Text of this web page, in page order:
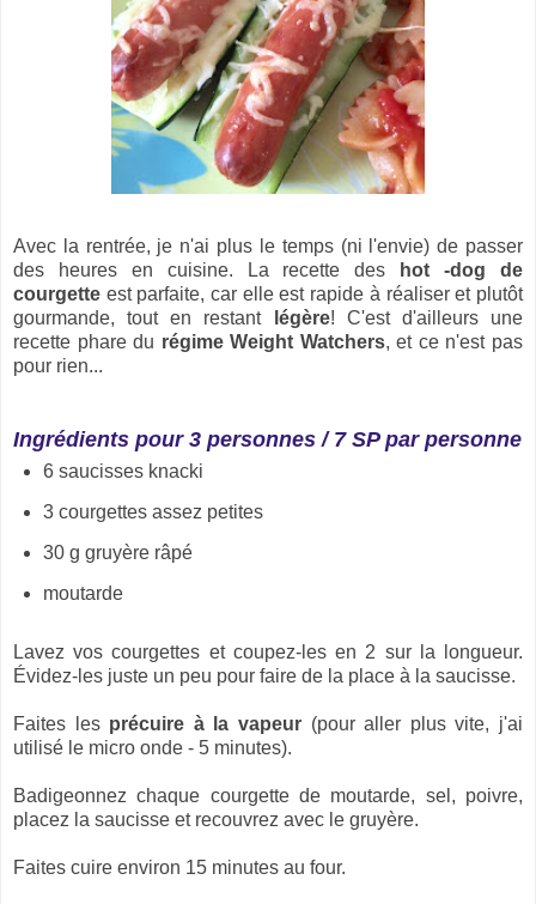
Avec la rentrée, je n'ai plus le temps (ni l'envie) de passer
des heures en cuisine. La recette des
hot -dog de
courgette est parfaite, car elle est rapide à réaliser et plutôt
gourmande, tout en restant
légère! C'est d'ailleurs une
recette phare du régime Weight Watchers, et ce n'est pas
pour rien...
Ingrédients pour 3 personnes / 7 SP par personne
6 saucisses knacki
3 courgettes assez petites
30 g gruyère râpé
moutarde
Lavez vos courgettes et coupez-les en 2 sur la longueur.
Évidez-les juste un peu pour faire de la place à la saucisse.
Faites les précuire à la vapeur (pour aller plus vite, j'ai
utilisé le micro onde - 5 minutes).
Badigeonnez chaque courgette de moutarde, sel, poivre,
placez la saucisse et recouvrez avec le gruyère.
Faites cuire environ 15 minutes au four.